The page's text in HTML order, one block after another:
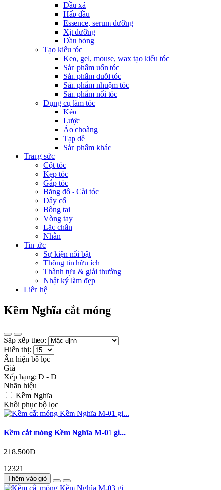
Dầu xả
Hấp dầu
Essence, serum dưỡng
Xịt dưỡng
Dầu bóng
Tạo kiểu tóc
Keo, gel, mouse, wax tạo kiểu tóc
Sản phẩm uốn tóc
Sản phẩm duỗi tóc
Sản phẩm nhuộm tóc
Sản phẩm nối tóc
Dụng cụ làm tóc
Kéo
Lược
Áo choàng
Tạp dề
Sản phẩm khác
Trang sức
Cột tóc
Kẹp tóc
Gắp tóc
Băng đô - Cài tóc
Dây cổ
Bông tai
Vòng tay
Lắc chân
Nhẫn
Tin tức
Sự kiện nổi bật
Thông tin hữu ích
Thành tựu & giải thưởng
Nhật ký làm đẹp
Liên hệ
Kềm Nghĩa cắt móng
Sắp xếp theo:
Hiển thị:
Ẩn hiện bộ lọc
Giá
Xếp hạng: Đ - Đ
Nhãn hiệu
Kềm Nghĩa
Khôi phục bộ lọc
Kềm cắt móng Kềm Nghĩa M-01 gi...
218.500Đ
12321
Thêm vào giỏ